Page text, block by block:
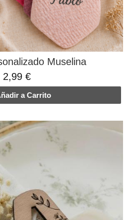
Muselina
2,99 €
a Carrito